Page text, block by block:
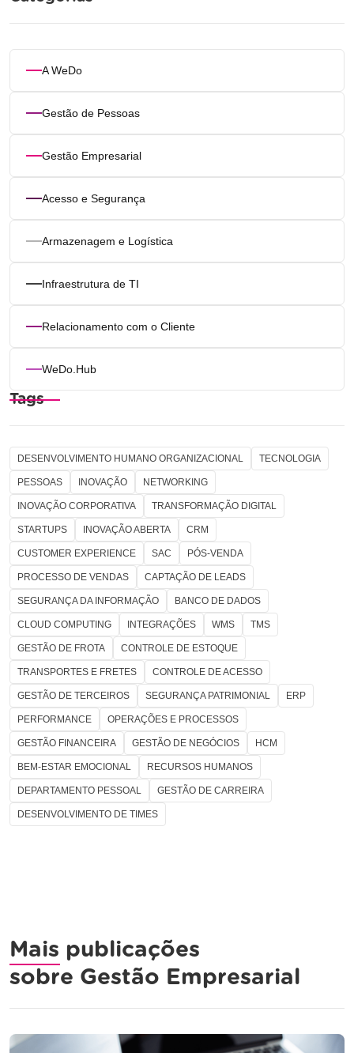
A WeDo
Gestão de Pessoas
Gestão Empresarial
Acesso e Segurança
Armazenagem e Logística
Infraestrutura de TI
Relacionamento com o Cliente
WeDo.Hub
Tags
DESENVOLVIMENTO HUMANO ORGANIZACIONAL TECNOLOGIA
PESSOAS INOVAÇÃO NETWORKING
INOVAÇÃO CORPORATIVA TRANSFORMAÇÃO DIGITAL
STARTUPS INOVAÇÃO ABERTA CRM
CUSTOMER EXPERIENCE SAC PÓS-VENDA
PROCESSO DE VENDAS CAPTAÇÃO DE LEADS
SEGURANÇA DA INFORMAÇÃO BANCO DE DADOS
CLOUD COMPUTING INTEGRAÇÕES WMS TMS
GESTÃO DE FROTA CONTROLE DE ESTOQUE
TRANSPORTES E FRETES CONTROLE DE ACESSO
GESTÃO DE TERCEIROS SEGURANÇA PATRIMONIAL ERP
PERFORMANCE OPERAÇÕES E PROCESSOS
GESTÃO FINANCEIRA GESTÃO DE NEGÓCIOS HCM
BEM-ESTAR EMOCIONAL RECURSOS HUMANOS
DEPARTAMENTO PESSOAL GESTÃO DE CARREIRA
DESENVOLVIMENTO DE TIMES
Mais publicações
sobre Gestão Empresarial